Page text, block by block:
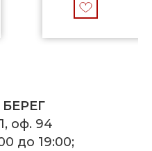
оф. 94
до 19:00;